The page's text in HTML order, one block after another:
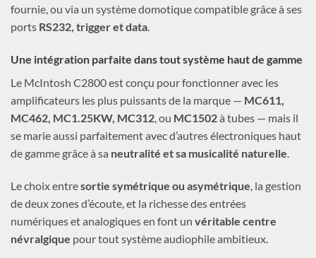
fournie, ou via un système domotique compatible grâce à ses
ports RS232, trigger et data.
Une intégration parfaite dans tout système haut de gamme
Le McIntosh C2800 est conçu pour fonctionner avec les
amplificateurs les plus puissants de la marque — MC611,
MC462, MC1.25KW, MC312, ou MC1502à tubes — mais il
se marie aussi parfaitement avec d’autres électroniques haut
de gamme grâce à sa neutralité et sa musicalité naturelle.
Le choix entresortie symétrique ou asymétrique, la gestion
de deux zones d’écoute, et la richesse des entrées
numériques et analogiques en font un véritable centre
névralgique pour tout système audiophile ambitieux.